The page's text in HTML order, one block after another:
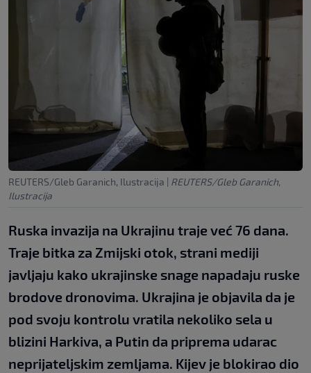
REUTERS/Gleb Garanich, Ilustracija | REUTERS/Gleb Garanich,
Ilustracija
Ruska invazija na Ukrajinu traje već 76 dana.
Traje bitka za Zmijski otok, strani mediji
javljaju kako ukrajinske snage napadaju ruske
brodove dronovima. Ukrajina je objavila da je
pod svoju kontrolu vratila nekoliko sela u
blizini Harkiva, a Putin da priprema udarac
neprijateljskim zemljama. Kijev je blokirao dio